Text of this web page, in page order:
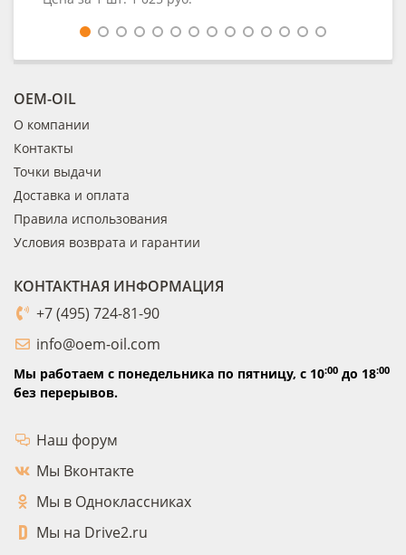
OEM-OIL
О компании
Контакты
Точки выдачи
Доставка и оплата
Правила использования
Условия возврата и гарантии
КОНТАКТНАЯ ИНФОРМАЦИЯ
+7 (495) 724-81-90
info@oem-oil.com
Мы работаем с понедельника по пятницу, с 10:00 до 18:00
без перерывов.
Наш форум
Мы Вконтакте
Мы в Одноклассниках
Мы на Drive2.ru